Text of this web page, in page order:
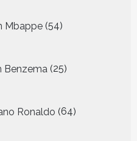
Mbappe 54
producten
Benzema 25
producten
Ronaldo 64
producten